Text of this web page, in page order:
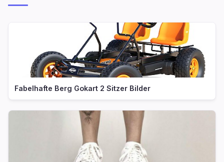
Fabelhafte Berg Gokart 2 Sitzer Bilder